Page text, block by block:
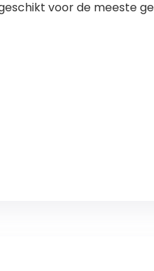
voor de meeste